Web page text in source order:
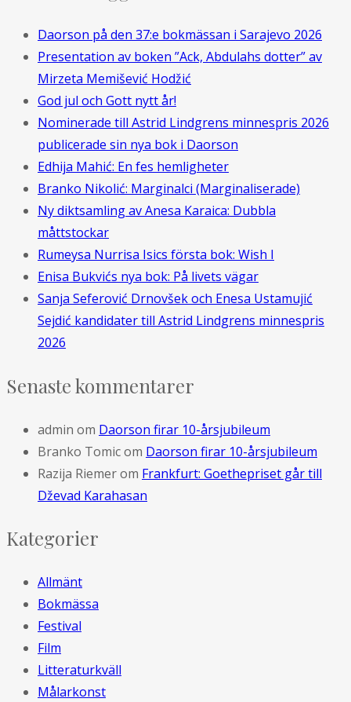
Daorson på den 37:e bokmässan i Sarajevo 2026
Presentation av boken ”Ack, Abdulahs dotter” av
Mirzeta Memišević Hodžić
God jul och Gott nytt år!
Nominerade till Astrid Lindgrens minnespris 2026
publicerade sin nya bok i Daorson
Edhija Mahić: En fes hemligheter
Branko Nikolić: Marginalci (Marginaliserade)
Ny diktsamling av Anesa Karaica: Dubbla
måttstockar
Rumeysa Nurrisa Isics första bok: Wish I
Enisa Bukvićs nya bok: På livets vägar
Sanja Seferović Drnovšek och Enesa Ustamujić
Sejdić kandidater till Astrid Lindgrens minnespris
2026
Senaste kommentarer
admin om Daorson firar 10-årsjubileum
Branko Tomicom Daorson firar 10-årsjubileum
Razija Riemerom Frankfurt: Goethepriset går till
Dževad Karahasan
Kategorier
Allmänt
Bokmässa
Festival
Film
Litteraturkväll
Målarkonst